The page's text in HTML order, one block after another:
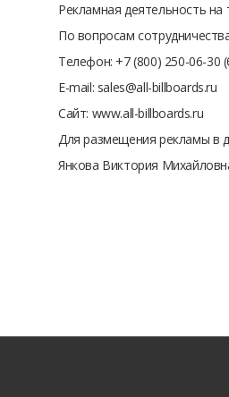
Рекламная деятельность
По вопросам
Телефон: +7 (800) 250-06-30
E-mail: sales@all-billboards.ru
Сайт: www.all-billboards.ru
Для размещения рекламы в
Янкова Виктория